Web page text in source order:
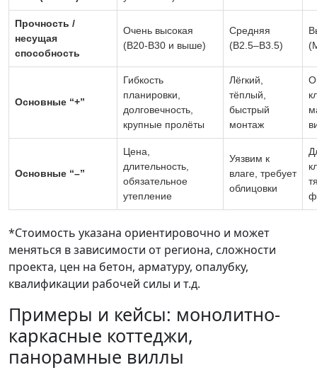
Прочность /
несущая
способность
Очень высокая
(B20-B30 и выше)
Средняя
(B2.5–B3.5)
Основные “+”
Гибкость
планировки,
долговечность,
крупные пролёты
Лёгкий,
тёплый,
быстрый
монтаж
Основные “–”
Цена,
длительность,
обязательное
утепление
Уязвим к
влаге, требует
облицовки
*Стоимость указана ориентировочно и может
меняться в зависимости от региона, сложности
проекта, цен на бетон, арматуру, опалубку,
квалификации рабочей силы и т.д.
Примеры и кейсы: монолитно-
каркасные коттеджи,
панорамные виллы